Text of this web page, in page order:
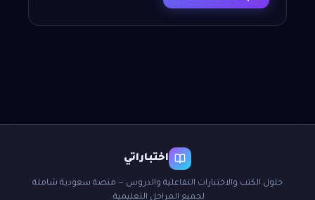
اختباراتي
حلول الكتب والاختبارات التفاعلية والدروس — منصة سعودية شاملة
لجميع المراحل التعليمية.